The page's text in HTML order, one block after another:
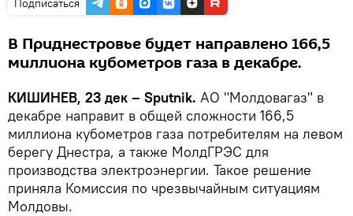
Подписаться
В Приднестровье будет направлено 166,5
миллиона кубометров газа в декабре.
КИШИНЕВ, 23 дек – Sputnik. АО "Молдовагаз" в
декабре направит в общей сложности 166,5
миллиона кубометров газа потребителям на левом
берегу Днестра, а также МолдГРЭС для
производства электроэнергии. Такое решение
приняла Комиссия по чрезвычайным ситуациям
Молдовы.